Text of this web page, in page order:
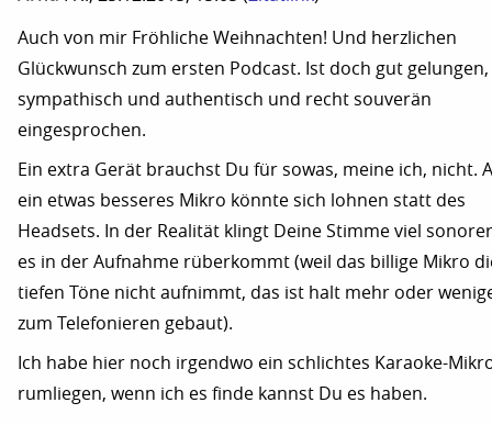
Auch von mir Fröhliche Weihnachten! Und herzlichen
Glückwunsch zum ersten Podcast. Ist doch gut gelungen,
sympathisch und authentisch und recht souverän
eingesprochen.
Ein extra Gerät brauchst Du für sowas, meine ich, nicht.
ein etwas besseres Mikro könnte sich lohnen statt des
Headsets. In der Realität klingt Deine Stimme viel
es in der Aufnahme rüberkommt (weil das billige Mikro
tiefen Töne nicht aufnimmt, das ist halt mehr oder
zum Telefonieren gebaut).
Ich habe hier noch irgendwo ein schlichtes Karaoke-
rumliegen, wenn ich es finde kannst Du es haben.